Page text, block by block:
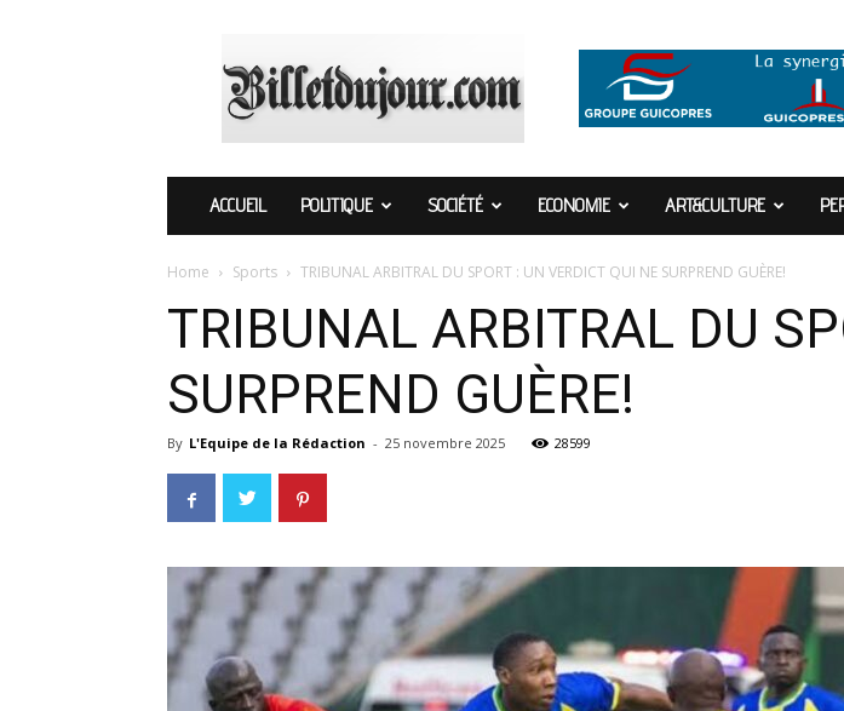
ACCUEIL POLITIQUE SOCIÉTÉ ECONOMIE ART&CULTURE
Home Sports TRIBUNAL ARBITRAL DU SPORT : UN VERDICT QUI NE SURPREND GUÈRE!
TRIBUNAL ARBITRAL DU
SURPREND GUÈRE!
By L'Equipe de la Rédaction - 25 novembre 2025 28599